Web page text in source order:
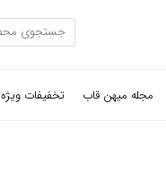
مجله میهن قاب تخفیفات ویژه